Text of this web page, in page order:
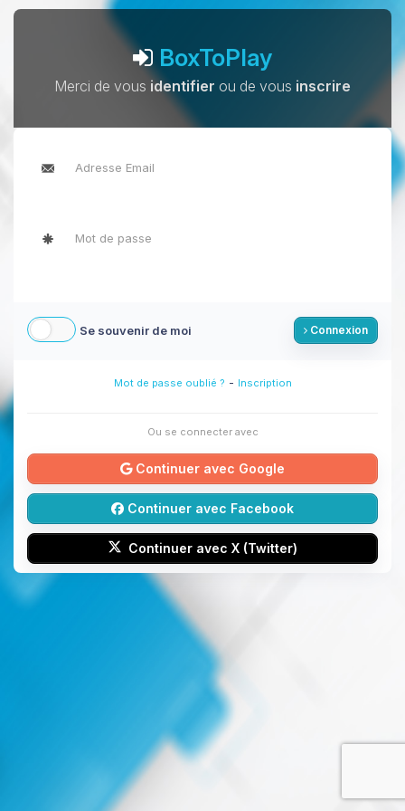
BoxToPlay
Merci de vous identifier ou de vous inscrire
Se souvenir de moi Connexion
Mot de passe oublié ? - Inscription
Ou se connecter avec
Continuer avec Google
Continuer avec Facebook
Continuer avec X (Twitter)